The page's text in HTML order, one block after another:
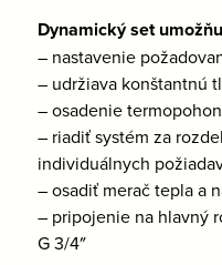
Dynamický set
– nastavenie
– udržiava konštantnú
– osadenie
– riadiť systém za
individuálnych
– osadiť merač tepla a
– pripojenie na hlavný
G 3/4″